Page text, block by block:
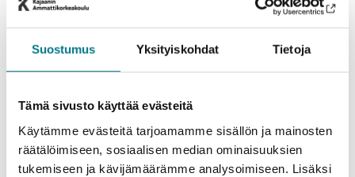
Suostumus Yksityiskohdat Tietoja
Tämä sivusto käyttää evästeitä
Käytämme evästeitä tarjoamamme sisällön ja mainosten
räätälöimiseen, sosiaalisen median ominaisuuksien
tukemiseen ja kävijämäärämme analysoimiseen. Lisäksi
Erityisesti tapahtumatorille toivotaan:
elintarvike- ja street food -myyjiä
paikallisia tuottajia, aidosti kainuulaisia
Myyntipaikat sijaitsevat ulkoalueella. Jokainen myyjä
vastaa oman myyntipisteensä kalustuksesta ja
varustelusta. Järjestäjän puolesta ei tarjota telttoja,